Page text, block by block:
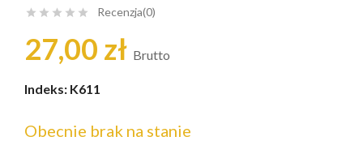
     Recenzja(0)
27,00 zł Brutto
Indeks: K611
Obecnie brak na stanie